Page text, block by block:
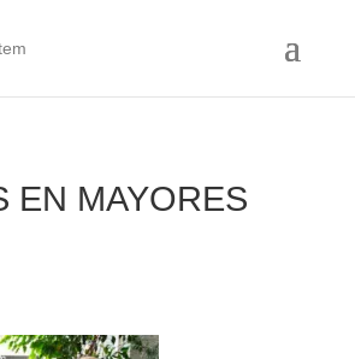
EN MAYORES